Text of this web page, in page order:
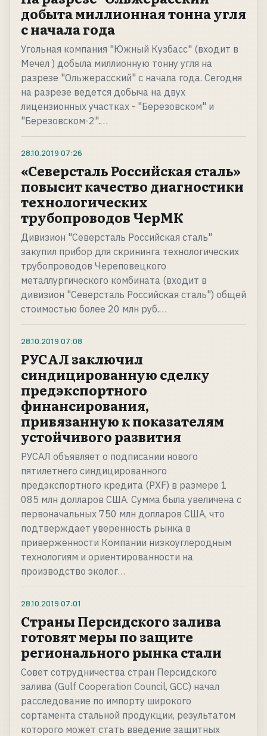
добыта миллионная тонна угля
с начала года
Угольная компания "Южный Кузбасс" (входит в
Мечел ) добыла миллионную тонну угля на
разрезе "Ольжерасский" с начала года. Сегодня
на разрезе ведется добыча на двух
лицензионных участках - "Березовском" и
"Березовском-2".…
28.10.2019 07:26
«Северсталь Российская сталь»
повысит качество диагностики
технологических
трубопроводов ЧерМК
Дивизион "Северсталь Российская сталь"
закупил прибор для скрининга технологических
трубопроводов Череповецкого
металлургического комбината (входит в
дивизион "Северсталь Российская сталь") общей
стоимостью более 20 млн руб.…
28.10.2019 07:08
РУСАЛ заключил
синдицированную сделку
предэкспортного
финансирования,
привязанную к показателям
устойчивого развития
РУСАЛ объявляет о подписании нового
пятилетнего синдицированного
предэкспортного кредита (PXF) в размере 1
085 млн долларов США. Сумма была увеличена с
первоначальных 750 млн долларов США, что
подтверждает уверенность рынка в
приверженности Компании низкоуглеродным
технологиям и ориентированности на
производство эколог…
28.10.2019 07:01
Страны Персидского залива
готовят меры по защите
регионального рынка стали
Совет сотрудничества стран Персидского
залива (Gulf Cooperation Council, GCC) начал
расследование по импорту широкого
сортамента стальной продукции, результатом
которого может стать введение защитных